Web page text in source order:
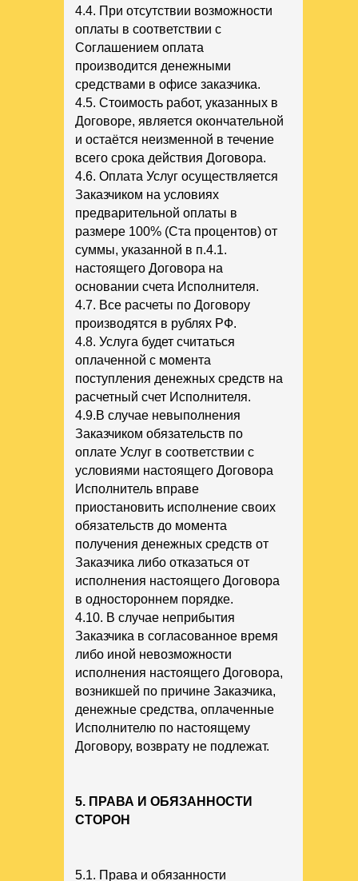
4.4. При отсутствии возможности
оплаты в соответствии с
Соглашением оплата
производится денежными
средствами в офисе заказчика.
4.5. Стоимость работ, указанных в
Договоре, является окончательной
и остаётся неизменной в течение
всего срока действия Договора.
4.6. Оплата Услуг осуществляется
Заказчиком на условиях
предварительной оплаты в
размере 100% (Ста процентов) от
суммы, указанной в п.4.1.
настоящего Договора на
основании счета Исполнителя.
4.7. Все расчеты по Договору
производятся в рублях РФ.
4.8. Услуга будет считаться
оплаченной с момента
поступления денежных средств на
расчетный счет Исполнителя.
4.9.В случае невыполнения
Заказчиком обязательств по
оплате Услуг в соответствии с
условиями настоящего Договора
Исполнитель вправе
приостановить исполнение своих
обязательств до момента
получения денежных средств от
Заказчика либо отказаться от
исполнения настоящего Договора
в одностороннем порядке.
4.10. В случае неприбытия
Заказчика в согласованное время
либо иной невозможности
исполнения настоящего Договора,
возникшей по причине Заказчика,
денежные средства, оплаченные
Исполнителю по настоящему
Договору, возврату не подлежат.
5. ПРАВА И ОБЯЗАННОСТИ
СТОРОН
5.1. Права и обязанности